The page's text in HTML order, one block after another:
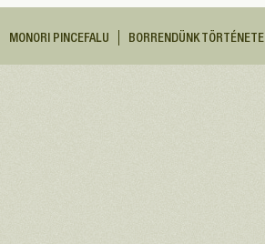
MONORI PINCEFALU BORRENDÜNK TÖRTÉNETE